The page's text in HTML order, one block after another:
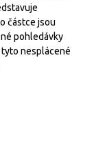
částce jsou
pohledávky
nesplácené